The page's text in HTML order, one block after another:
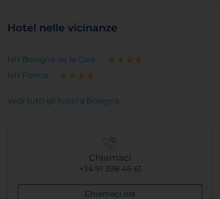
Hotel nelle vicinanze
NH Bologna de la Gare
NH Parma
Vedi tutti gli hotel a Bologna
Chiamaci
+34 91 398 46 61
Chiamaci ora